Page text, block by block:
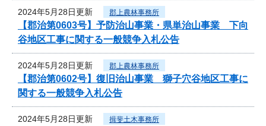
2024年5月28日更新 郡上農林事務所
【郡治第0603号】予防治山事業・県単治山事業 下向
谷地区工事に関する一般競争入札公告
2024年5月28日更新 郡上農林事務所
【郡治第0602号】復旧治山事業 獅子穴谷地区工事に
関する一般競争入札公告
2024年5月28日更新 揖斐土木事務所